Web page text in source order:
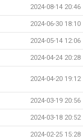
2024-08-14 20:46
2024-06-30 18:10
2024-05-14 12:06
2024-04-24 20:28
2024-04-20 19:12
2024-03-19 20:56
2024-03-18 20:52
2024-02-25 15:28